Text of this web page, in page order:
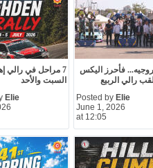
السبت والأحد
Elie
فأحرز اليكس
رالي الربيع
Posted by Elie
June 1, 2026
at 12:05